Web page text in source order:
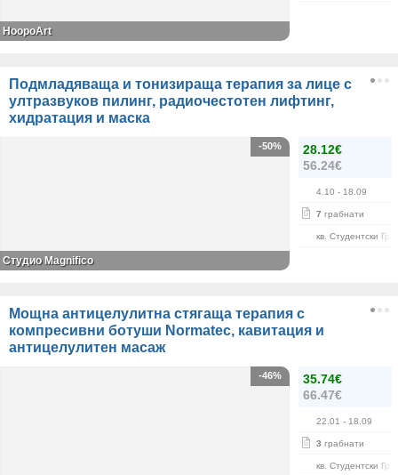
HoopoArt
Подмладяваща и тонизираща терапия за лице с
ултразвуков пилинг, радиочестотен лифтинг,
хидратация и маска
28.12€
56.24€
4.10 - 18.09
7 грабнати
кв. Студентски
-50%
Студио Magnifico
Мощна антицелулитна стягаща терапия с
компресивни ботуши Normatec, кавитация и
антицелулитен масаж
35.74€
66.47€
22.01 - 18.09
3 грабнати
кв. Студентски
-46%